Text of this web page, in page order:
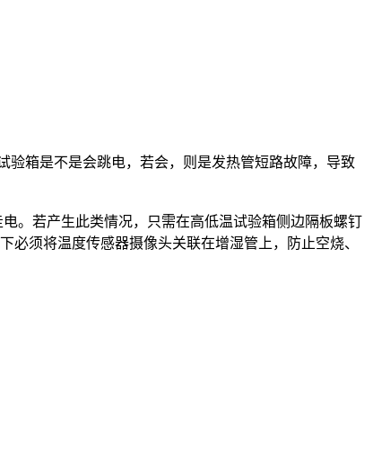
箱是不是会跳电，若会，则是发热管短路故障，导致
。若产生此类情况，只需在高低温试验箱侧边隔板螺钉
须将温度传感器摄像头关联在增湿管上，防止空烧、